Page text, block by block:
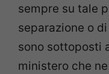
sempre su tale
separazione o
sono sottoposti
ministero che